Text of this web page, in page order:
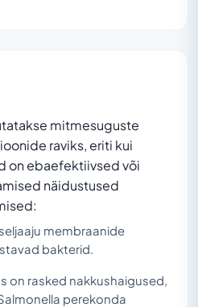
mitmesuguste
raviks, eriti kui
on ebaefektiivsed või
näidustused
membraanide
bakterid.
on rasked nakkushaigused,
perekonda